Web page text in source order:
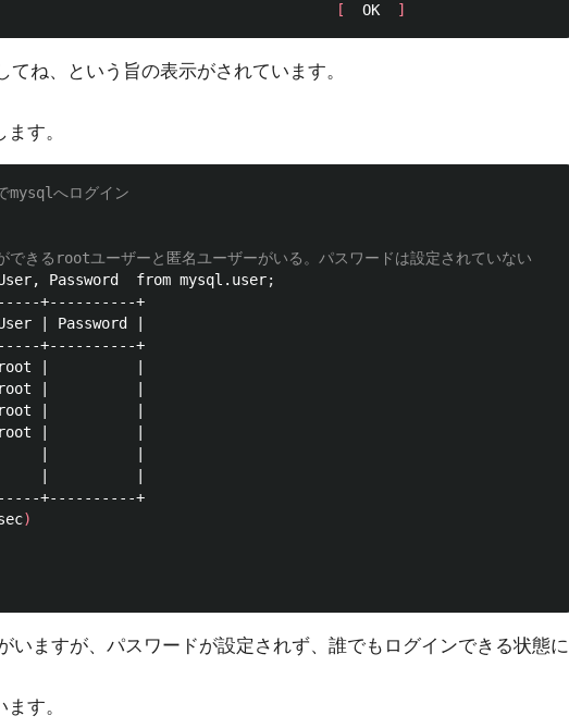
mysqld: [
  OK
]
ね、という旨の表示がされています。
す。
mysqlへログイン
きるrootユーザーと匿名ユーザーがいる。パスワードは設定されていない
Password  from mysql.user;
+----------+
| Password |
+----------+
|          |
| root |          |
root |          |
|          |
|          |
|      |          |
+----------+
)
いますが、パスワードが設定されず、誰でもログインできる状態に
す。